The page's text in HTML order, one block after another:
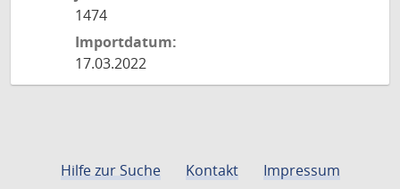
1474
Importdatum:
17.03.2022
Hilfe zur Suche Kontakt
Impressum